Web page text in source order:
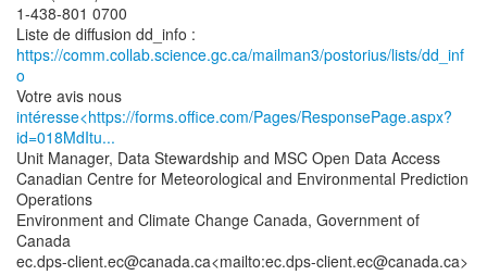
1-438-801 0700
https://comm.collab.science.gc.ca/mailman3/postorius/lists/dd_inf
o
intéresse<https://forms.office.com/Pages/ResponsePage.aspx?
id=018MdItu...
Unit Manager, Data Stewardship and MSC Open Data Access
Canadian Centre for Meteorological and Environmental Prediction
Operations
Environment and Climate Change Canada, Government of
Canada
ec.dps-client.ec@canada.ca<mailto:ec.dps-client.ec@canada.ca>